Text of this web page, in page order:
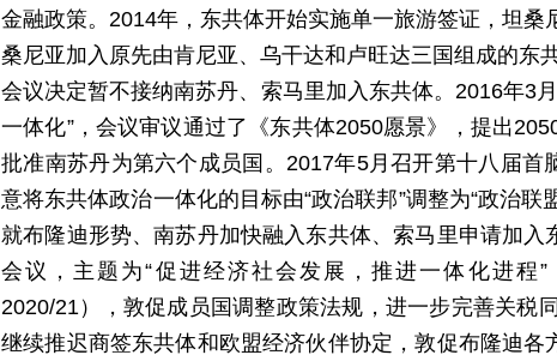
金融政策。2014年，东共体开始实施单一旅游签证，坦
桑尼亚加入原先由肯尼亚、乌干达和卢旺达三国组成的东
会议决定暂不接纳南苏丹、索马里加入东共体。2016年3
一体化”，会议审议通过了《东共体2050愿景》，提出
批准南苏丹为第六个成员国。2017年5月召开第十八届首
意将东共体政治一体化的目标由“政治联邦”调整为“政治
就布隆迪形势、南苏丹加快融入东共体、索马里申请加
会议，主题为“促进经济社会发展，推进一体化进程
2020/21），敦促成员国调整政策法规，进一步完善关税
继续推迟商签东共体和欧盟经济伙伴协定，敦促布隆迪